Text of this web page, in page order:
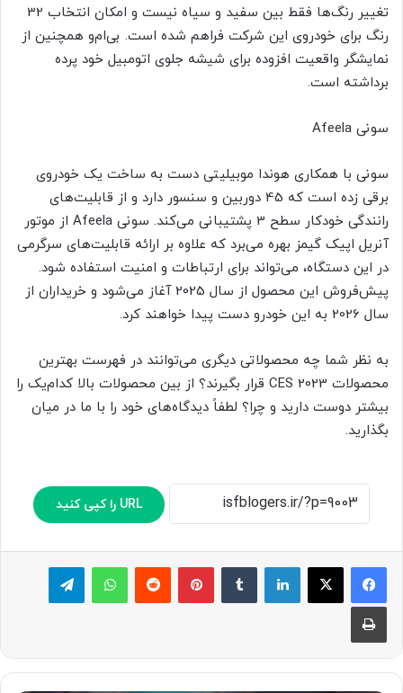
تغییر رنگ‌ها فقط بین سفید و سیاه نیست و امکان انتخاب 32
رنگ برای خودروی این شرکت فراهم شده است. بی‌ام‌و همچنین از
نمایشگر واقعیت افزوده برای شیشه جلوی اتومبیل خود پرده
برداشته است.
سونی Afeela
سونی با همکاری هوندا موبیلیتی دست به ساخت یک خودروی
برقی زده است که 45 دوربین و سنسور دارد و از قابلیت‌های
رانندگی خودکار سطح 3 پشتیبانی می‌کند. سونی Afeela از موتور
آنریل اپیک گیمز بهره می‌برد که علاوه بر ارائه قابلیت‌های سرگرمی
در این دستگاه، می‌تواند برای ارتباطات و امنیت استفاده شود.
پیش‌فروش این محصول از سال 2025 آغاز می‌شود و خریداران از
سال 2026 به این خودرو دست پیدا خواهند کرد.
به نظر شما چه محصولاتی دیگری می‌توانند در فهرست بهترین
محصولات CES 2023 قرار بگیرند؟ از بین محصولات بالا کدام‌یک را
بیشتر دوست دارید و چرا؟ لطفاً دیدگاه‌های خود را با ما در میان
بگذارید.
URL را کپی کنید
لینکدین پینترست ‫رددیت واتس آپ
چاپ